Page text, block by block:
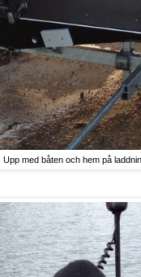
Upp med båten och hem på